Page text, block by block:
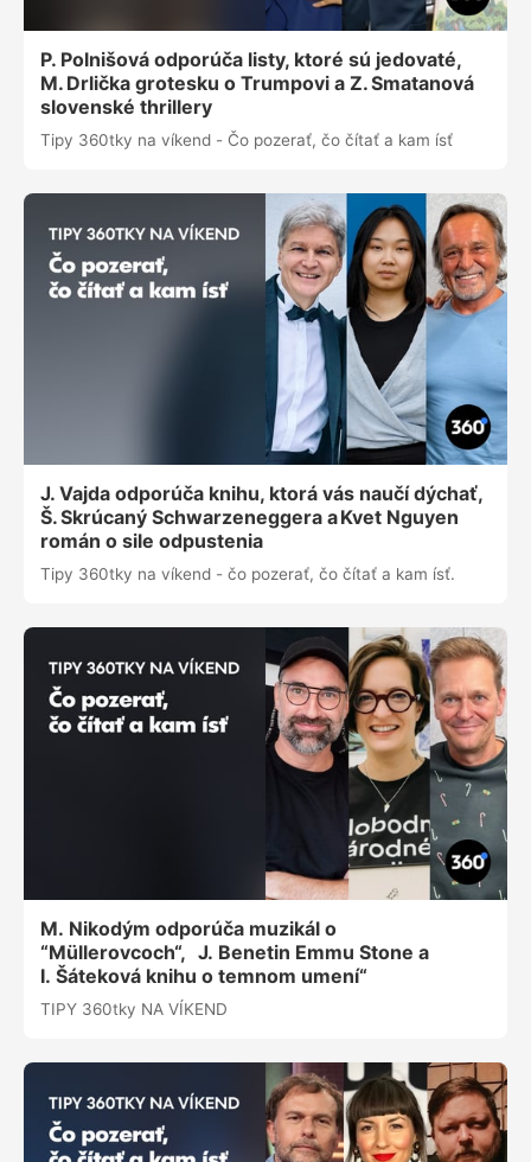
P. Polnišová odporúča listy, ktoré sú jedovaté,
M. Drlička grotesku o Trumpovi a Z. Smatanová
slovenské thrillery
Tipy 360tky na víkend - Čo pozerať, čo čítať a kam ísť
J. Vajda odporúča knihu, ktorá vás naučí dýchať,
Š. Skrúcaný Schwarzeneggera a Kvet Nguyen
román o sile odpustenia
Tipy 360tky na víkend - čo pozerať, čo čítať a kam ísť.
M. Nikodým odporúča muzikál o
“Müllerovcoch“, J. Benetin Emmu Stone a
I. Šáteková knihu o temnom umení“
TIPY 360tky NA VÍKEND